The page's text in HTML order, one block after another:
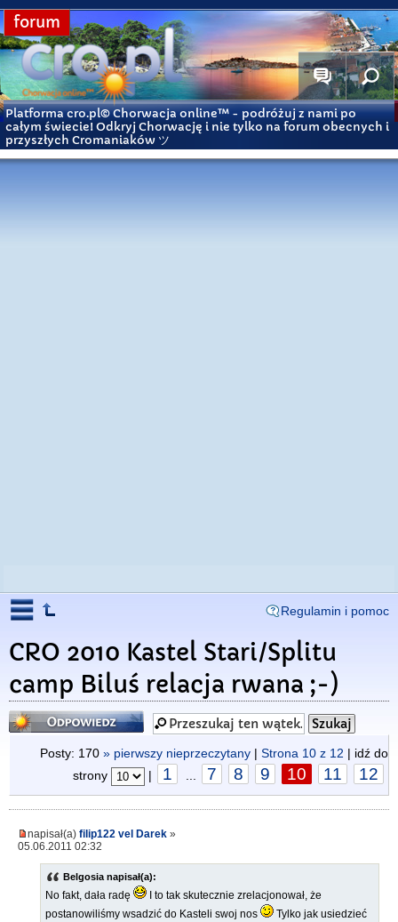
forum
Platforma cro.pl© Chorwacja online™ - podróżuj z nami po
całym świecie! Odkryj Chorwację i nie tylko na forum obecnych i
przyszłych Cromaniaków ツ
Regulamin i pomoc
CRO 2010 Kastel Stari/Splitu
camp Biluś relacja rwana ;-)
Odpowiedz
Posty: 170 » pierwszy nieprzeczytany | Strona 10 z 12 | idź do
strony
| 1 7 8 9 10 11 12
napisał(a) filip122 vel Darek »
05.06.2011 02:32
Belgosia napisał(a):
No fakt, dała radę
I to tak skutecznie zrelacjonował, że
postanowiliśmy wsadzić do Kasteli swoj nos
Tylko jak usiedzieć